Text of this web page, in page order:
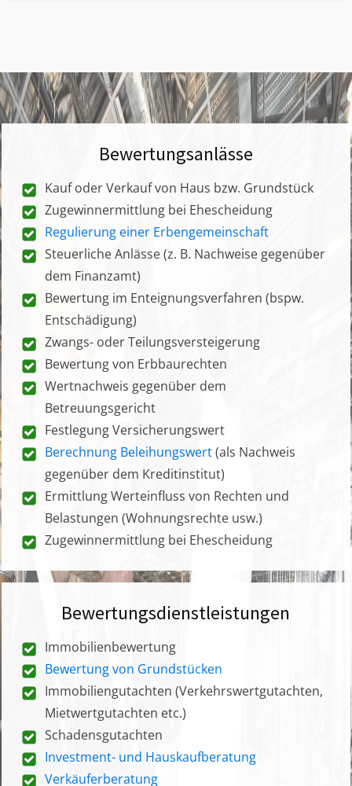
Bewertungsanlässe
Kauf oder Verkauf von Haus bzw. Grundstück
Zugewinnermittlung bei Ehescheidung
Regulierung einer Erbengemeinschaft
Steuerliche Anlässe (z. B. Nachweise gegenüber
dem Finanzamt)
Bewertung im Enteignungsverfahren (bspw.
Entschädigung)
Zwangs- oder Teilungsversteigerung
Bewertung von Erbbaurechten
Wertnachweis gegenüber dem
Betreuungsgericht
Festlegung Versicherungswert
Berechnung Beleihungswert(als Nachweis
gegenüber dem Kreditinstitut)
Ermittlung Werteinfluss von Rechten und
Belastungen (Wohnungsrechte usw.)
Zugewinnermittlung bei Ehescheidung
Bewertungsdienstleistungen
Immobilienbewertung
Bewertung von Grundstücken
Immobiliengutachten (Verkehrswertgutachten,
Mietwertgutachten etc.)
Schadensgutachten
Investment- und Hauskaufberatung
Verkäuferberatung